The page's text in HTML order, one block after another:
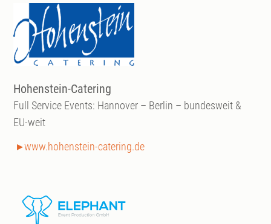
Hohenstein-Catering
Full Service Events: Hannover – Berlin – bundesweit &
EU-weit
www.hohenstein-catering.de